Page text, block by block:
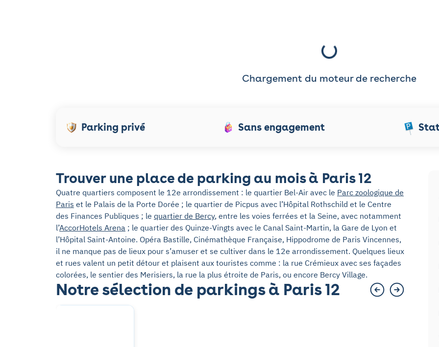
Chargement du moteur de recherche
Parking privé Sans engagement
Trouver une place de parking au mois à Paris 12
Quatre quartiers composent le 12e arrondissement : le quartier Bel-Air avec le Parc zoologique de
Paris et le Palais de la Porte Dorée ; le quartier de Picpus avec l’Hôpital Rothschild et le Centre
des Finances Publiques ; le quartier de Bercy, entre les voies ferrées et la Seine, avec notamment
l’AccorHotels Arena ; le quartier des Quinze-Vingts avec le Canal Saint-Martin, la Gare de Lyon et
l’Hôpital Saint-Antoine. Opéra Bastille, Cinémathèque Française, Hippodrome de Paris Vincennes,
il ne manque pas de lieux pour s’amuser et se cultiver dans le 12e arrondissement. Quelques lieux
et rues valent un petit détour et plaisent aux touristes comme : la rue Crémieux avec ses façades
colorées, le sentier des Merisiers, la rue la plus étroite de Paris, ou encore Bercy Village.
Notre sélection de parkings à Paris 12